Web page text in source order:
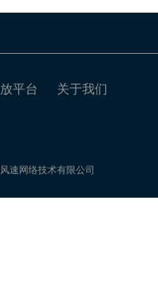
平台 关于我们
速网络技术有限公司